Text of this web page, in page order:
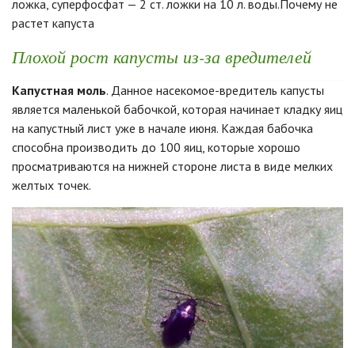
ложка, суперфосфат — 2 ст. ложки на 10 л. воды.Почему не
растет капуста
Плохой рост капусты из-за вредителей
Капустная моль. Данное насекомое-вредитель капусты
является маленькой бабочкой, которая начинает кладку яиц
на капустный лист уже в начале июня. Каждая бабочка
способна производить до 100 яиц, которые хорошо
просматриваются на нижней стороне листа в виде мелких
желтых точек.